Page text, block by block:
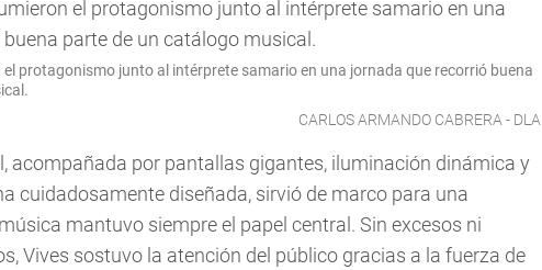
el protagonismo junto al intérprete samario en una jornada que recorrió buena
CARLOS ARMANDO CABRERA - DLA
acompañada por pantallas gigantes, iluminación dinámica y
cuidadosamente diseñada, sirvió de marco para una
mantuvo siempre el papel central. Sin excesos ni
Vives sostuvo la atención del público gracias a la fuerza de